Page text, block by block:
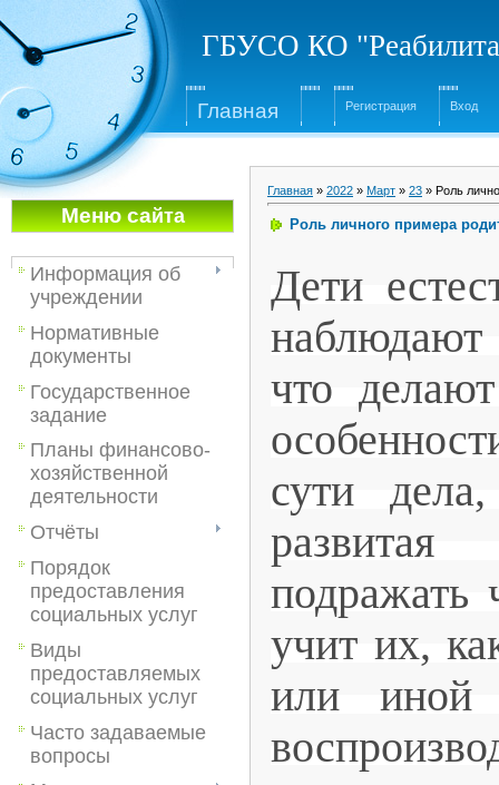
ГБУСО КО
Главная Регистрация Вход
Меню сайта
Информация об
учреждении
Нормативные
документы
Государственное
задание
Планы финансово-
хозяйственной
деятельности
Отчёты
Порядок
предоставления
социальных услуг
Виды
предоставляемых
социальных услуг
Часто задаваемые
вопросы
Главная » 2022 » Март » 23 » Роль
Роль личного примера
Дети
что
сути
подражать
учит их,
или иной